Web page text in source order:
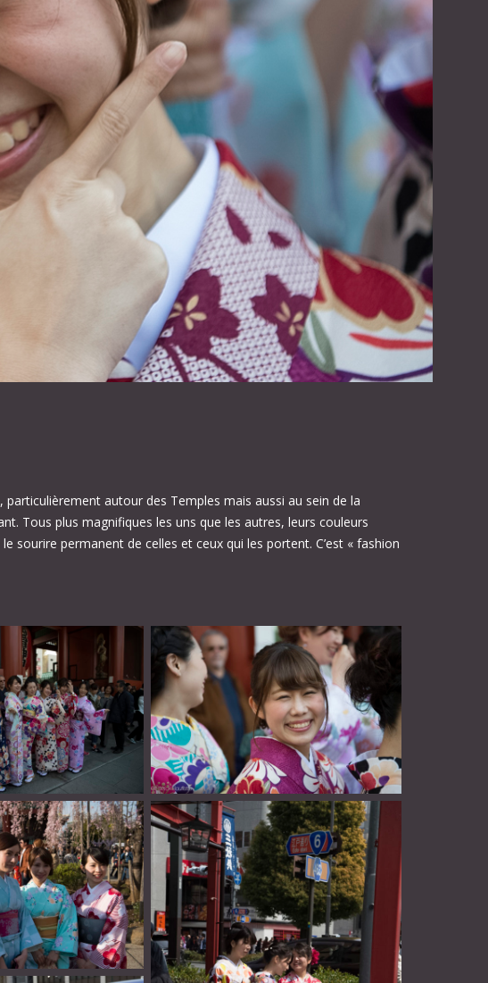
autour des Temples mais aussi au sein de la
Tous plus magnifiques les uns que les autres, leurs couleurs
sourire permanent de celles et ceux qui les portent. C’est « fashion